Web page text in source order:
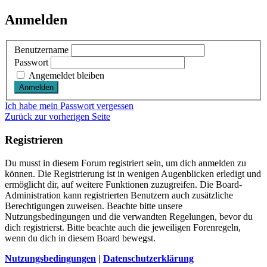
Anmelden
Benutzername
Passwort
Angemeldet bleiben
Ich habe mein Passwort vergessen
Zurück zur vorherigen Seite
Registrieren
Du musst in diesem Forum registriert sein, um dich anmelden zu
können. Die Registrierung ist in wenigen Augenblicken erledigt und
ermöglicht dir, auf weitere Funktionen zuzugreifen. Die Board-
Administration kann registrierten Benutzern auch zusätzliche
Berechtigungen zuweisen. Beachte bitte unsere
Nutzungsbedingungen und die verwandten Regelungen, bevor du
dich registrierst. Bitte beachte auch die jeweiligen Forenregeln,
wenn du dich in diesem Board bewegst.
Nutzungsbedingungen | Datenschutzerklärung